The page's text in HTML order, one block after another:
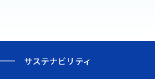
サステナビリティ